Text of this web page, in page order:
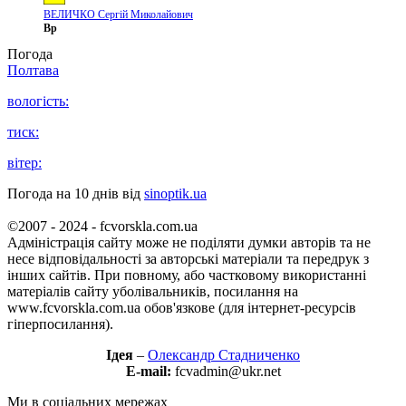
ВЕЛИЧКО Сергій Миколайович
Вр
Погода
Полтава
вологість:
тиск:
вітер:
Погода на 10 днів від sinoptik.ua
©2007 - 2024 - fcvorskla.com.ua
Адміністрація сайту може не поділяти думки авторів та не
несе відповідальності за авторські матеріали та передрук з
інших сайтів. При повному, або частковому використанні
матеріалів сайту уболівальників, посилання на
www.fcvorskla.com.ua обов'язкове (для інтернет-ресурсів
гіперпосилання).
Ідея – Олександр Стадниченко
E-mail: fcvadmin@ukr.net
Ми в соціальних мережах